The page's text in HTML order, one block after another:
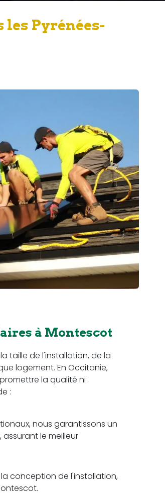
les Pyrénées-
à Montescot
taille de l'installation, de la
logement. En Occitanie,
la qualité ni
:
nous garantissons un
le meilleur
conception de l'installation,